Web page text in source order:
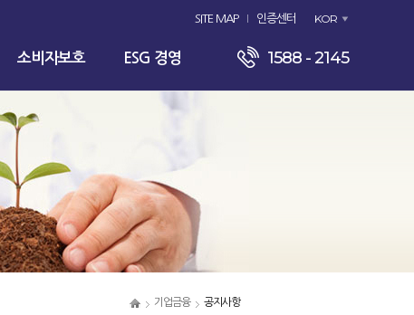
SITE MAP 인증센터 KOR
소비자보호 ESG 경영 1588 - 2145
기업금융 공지사항